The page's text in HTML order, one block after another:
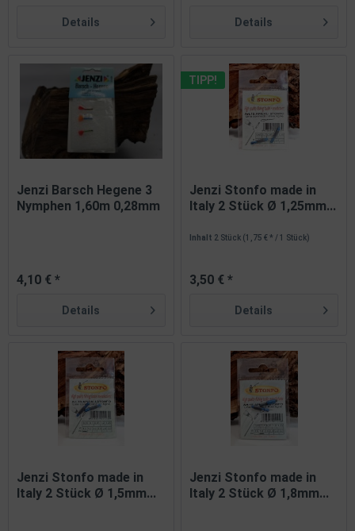
Details Details
Jenzi Barsch Hegene 3
Nymphen 1,60m 0,28mm
4,10 € *
Details
TIPP!
Jenzi Stonfo made in
Italy 2 Stück Ø 1,25mm...
Inhalt 2 Stück (1,75 € * / 1 Stück)
3,50 € *
Details
Jenzi Stonfo made in
Italy 2 Stück Ø 1,5mm...
Jenzi Stonfo made in
Italy 2 Stück Ø 1,8mm...